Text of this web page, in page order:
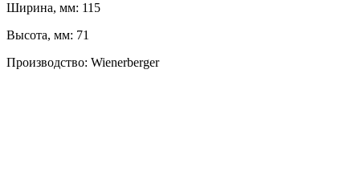
Ширина, мм: 115
Высота, мм: 71
Производство: Wienerberger